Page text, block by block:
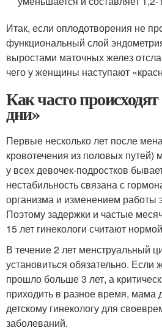
Итак, если оплодотворения не
функциональный слой
выростами маточных желез
чего у женщины наступают
Как часто
дни»
Первые несколько лет после
кровотечения из половых путей)
у всех девочек-подростков
нестабильность связана с
организма и изменением работы
Поэтому задержки и частые
15 лет гинекологи считают
В течение 2 лет менструальный
установиться обязательно. Если
прошло больше 3 лет, а
приходить в разное время, мама
детскому гинекологу для
заболеваний.